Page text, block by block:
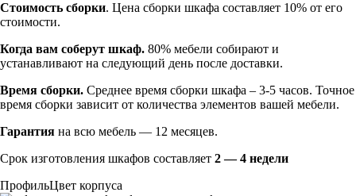
Стоимость сборки. Цена сборки шкафа составляет 10% от его
стоимости.
Когда вам соберут шкаф. 80% мебели собирают и
устанавливают на следующий день после доставки.
Время сборки. Среднее время сборки шкафа – 3-5 часов. Точное
время сборки зависит от количества элементов вашей мебели.
Гарантия на всю мебель — 12 месяцев.
Срок изготовления шкафов составляет 2 — 4 недели
ПрофильЦвет корпуса